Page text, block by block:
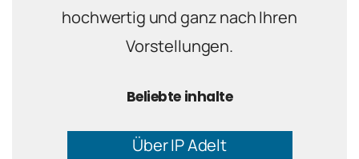
hochwertig und ganz nach Ihren
Vorstellungen.
Beliebte inhalte
Über IP Adelt